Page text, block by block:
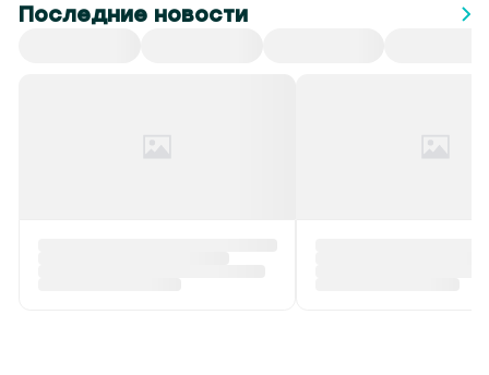
Последние новости